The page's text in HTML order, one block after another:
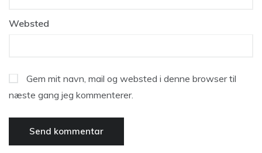
Websted
Gem mit navn, mail og websted i denne browser til
næste gang jeg kommenterer.